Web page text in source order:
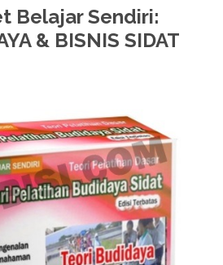
Belajar Sendiri:
& BISNIS SIDAT